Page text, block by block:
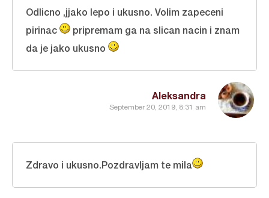
Aleksandra
September 20, 2019, 8:31 am
Odlicno ,jjako lepo i ukusno. Volim zapeceni
pirinac
pripremam ga na slican nacin i znam
da je jako ukusno
Zdravo i ukusno.Pozdravljam te mila